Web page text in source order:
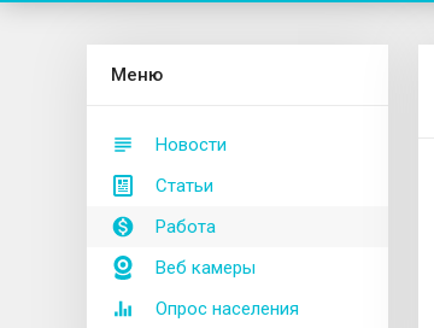
Меню
Новости
Статьи
Работа
Веб камеры
Опрос населения